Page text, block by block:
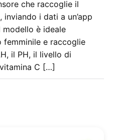
che raccoglie il
i dati a un’app
modello è ideale
e raccoglie
il PH, il livello di
C […]